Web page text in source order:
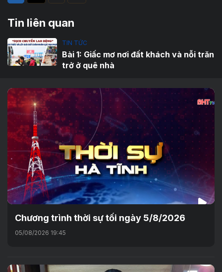
Tin liên quan
TIN TỨC
Bài 1: Giấc mơ nơi đất khách và nỗi trăn
trở ở quê nhà
Chương trình thời sự tối ngày 5/8/2026
05/08/2026 19:45